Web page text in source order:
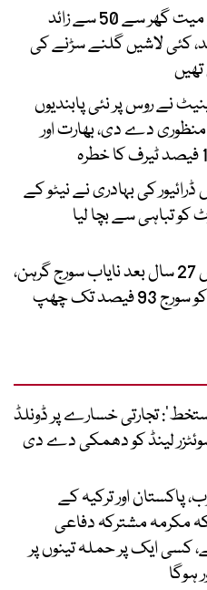
شکاگو کے میت گھر سے 50 سے زائد
کئی لاشیں گلنے سڑنے کی
نے روس پر نئی پابندیوں
دے دی، بھارت اور
کی بہادری نے نیٹو کے
کو تباہی سے بچا لیا
برطانیہ میں 27 سال بعد نایاب سورج گرہن،
12 اگست کو سورج 93 فیصد تک چھپ
تجارتی خسارے پر ڈونلڈ
لینڈ کو دھمکی دے دی
پاکستان اور ترکیہ کے
مکرمہ مشترکہ دفاعی
کسی ایک پر حملہ تینوں پر
ہوگا